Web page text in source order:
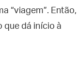
“viagem”. Então,
que dá início à